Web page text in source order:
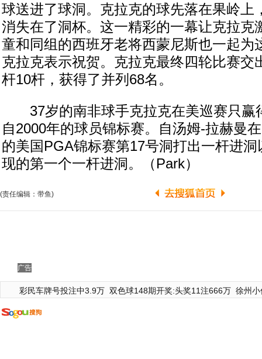
球送进了球洞。克拉克的球先落在果岭上
消失在了洞杯。这一精彩的一幕让克拉克
童和同组的西班牙老将西蒙尼斯也一起为
克拉克表示祝贺。克拉克最终四轮比赛交
杆10杆，获得了并列68名。
37岁的南非球手克拉克在美巡赛只赢
自2000年的球员锦标赛。自汤姆-拉赫曼
的美国PGA锦标赛第17号洞打出一杆进
现的第一个一杆进洞。（Park）
(责任编辑：带鱼)
广告
彩民车牌号投注中3.9万 双色球148期开奖:头奖11注666万 徐州